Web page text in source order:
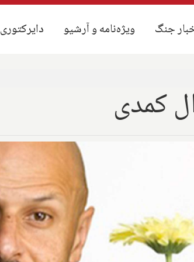
دایرکتوری ویژه‌نامه و آرشیو جنگ دایرکتوری ویژه‌نامه و آرشیو جنگ
کمدی